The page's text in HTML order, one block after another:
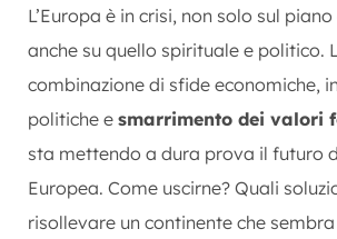
L’Europa è in crisi, non solo sul
anche su quello spirituale e politico.
combinazione di sfide economiche,
politiche e smarrimento dei valori
sta mettendo a dura prova il futuro
Europea. Come uscirne? Quali
risollevare un continente che